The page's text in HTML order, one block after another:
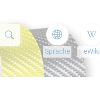
Sprache eWiki